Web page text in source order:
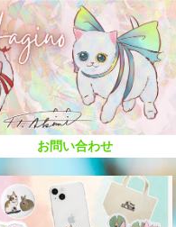
お問い合わせ